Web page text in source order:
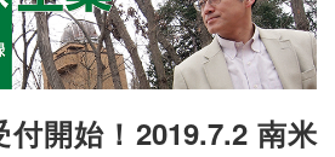
開始！2019.7.2 南米